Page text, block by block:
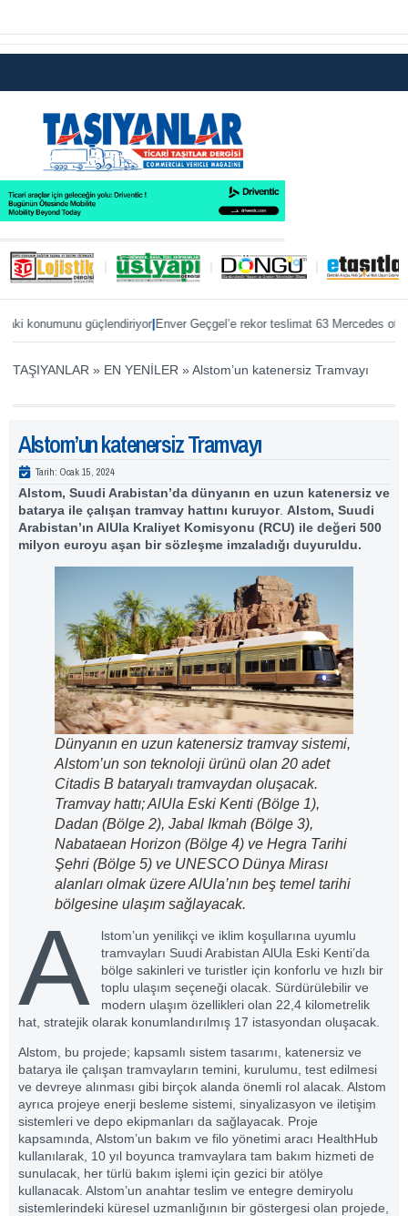
güçlendiriyor|Enver Geçgel’e rekor teslimat 63 Mercedes otobüs
TAŞIYANLAR » EN YENİLER »Alstom’un katenersiz Tramvayı
Alstom’un katenersiz Tramvayı
Tarih: Ocak 15, 2024
Alstom, Suudi Arabistan’da dünyanın en uzun katenersiz ve
batarya ile çalışan tramvay hattını kuruyor. Alstom, Suudi
Arabistan’ın AlUla Kraliyet Komisyonu (RCU) ile değeri 500
milyon euroyu aşan bir sözleşme imzaladığı duyuruldu.
Dünyanın en uzun katenersiz tramvay sistemi,
Alstom’un son teknoloji ürünü olan 20 adet
Citadis B bataryalı tramvaydan oluşacak.
Tramvay hattı; AlUla Eski Kenti (Bölge 1),
Dadan (Bölge 2), Jabal Ikmah (Bölge 3),
Nabataean Horizon (Bölge 4) ve Hegra Tarihi
Şehri (Bölge 5) ve UNESCO Dünya Mirası
alanları olmak üzere AlUla’nın beş temel tarihi
bölgesine ulaşım sağlayacak.
A
lstom’un yenilikçi ve iklim koşullarına uyumlu
tramvayları Suudi Arabistan AlUla Eski Kenti’da
bölge sakinleri ve turistler için konforlu ve hızlı bir
toplu ulaşım seçeneği olacak. Sürdürülebilir ve
modern ulaşım özellikleri olan 22,4 kilometrelik
hat, stratejik olarak konumlandırılmış 17 istasyondan oluşacak.
Alstom, bu projede; kapsamlı sistem tasarımı, katenersiz ve
batarya ile çalışan tramvayların temini, kurulumu, test edilmesi
ve devreye alınması gibi birçok alanda önemli rol alacak. Alstom
ayrıca projeye enerji besleme sistemi, sinyalizasyon ve iletişim
sistemleri ve depo ekipmanları da sağlayacak. Proje
kapsamında, Alstom’un bakım ve filo yönetimi aracı HealthHub
kullanılarak, 10 yıl boyunca tramvaylara tam bakım hizmeti de
sunulacak, her türlü bakım işlemi için gezici bir atölye
kullanacak. Alstom’un anahtar teslim ve entegre demiryolu
sistemlerindeki küresel uzmanlığının bir göstergesi olan projede,